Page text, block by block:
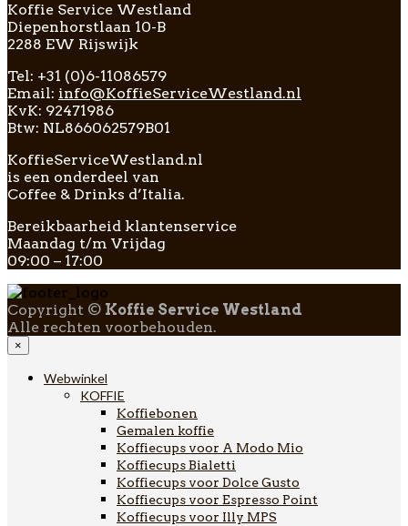
Koffie Service Westland
Diepenhorstlaan 10-B
2288 EW Rijswijk
Tel: +31 (0)6-11086579
Email: info@KoffieServiceWestland.nl
KvK: 92471986
Btw: NL866062579B01
KoffieServiceWestland.nl
is een onderdeel van
Coffee & Drinks d’Italia.
Bereikbaarheid klantenservice
Maandag t/m Vrijdag
09:00 – 17:00
Copyright © Koffie Service Westland
Alle rechten voorbehouden.
×
Webwinkel
KOFFIE
Koffiebonen
Gemalen koffie
Koffiecups voor A Modo Mio
Koffiecups Bialetti
Koffiecups voor Dolce Gusto
Koffiecups voor Espresso Point
Koffiecups voor Illy MPS